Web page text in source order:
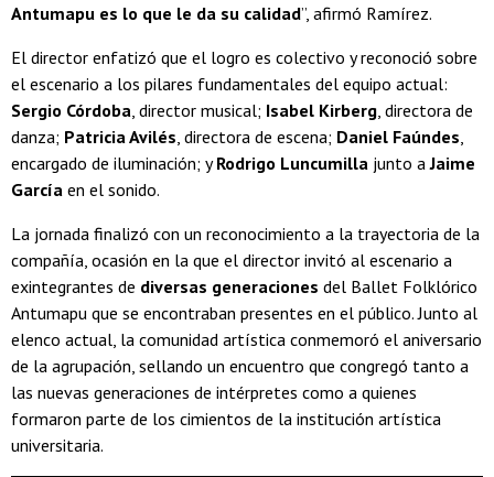
Antumapu es lo que le da su calidad”, afirmó Ramírez.
El director enfatizó que el logro es colectivo y reconoció sobre
el escenario a los pilares fundamentales del equipo actual:
Sergio Córdoba, director musical; Isabel Kirberg, directora de
danza; Patricia Avilés, directora de escena; Daniel Faúndes,
encargado de iluminación; yRodrigo Luncumilla junto aJaime
García en el sonido.
La jornada finalizó con un reconocimiento a la trayectoria de la
compañía, ocasión en la que el director invitó al escenario a
exintegrantes de diversas generaciones del Ballet Folklórico
Antumapu que se encontraban presentes en el público. Junto al
elenco actual, la comunidad artística conmemoró el aniversario
de la agrupación, sellando un encuentro que congregó tanto a
las nuevas generaciones de intérpretes como a quienes
formaron parte de los cimientos de la institución artística
universitaria.